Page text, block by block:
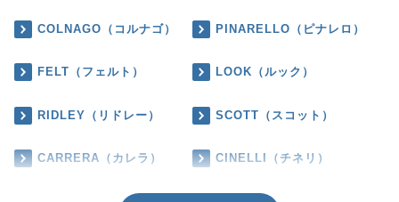
COLNAGO（コルナゴ） PINARELLO（ピナレロ）
FELT（フェルト） LOOK（ルック）
RIDLEY（リドレー） SCOTT（スコット）
CARRERA（カレラ） CINELLI（チネリ）